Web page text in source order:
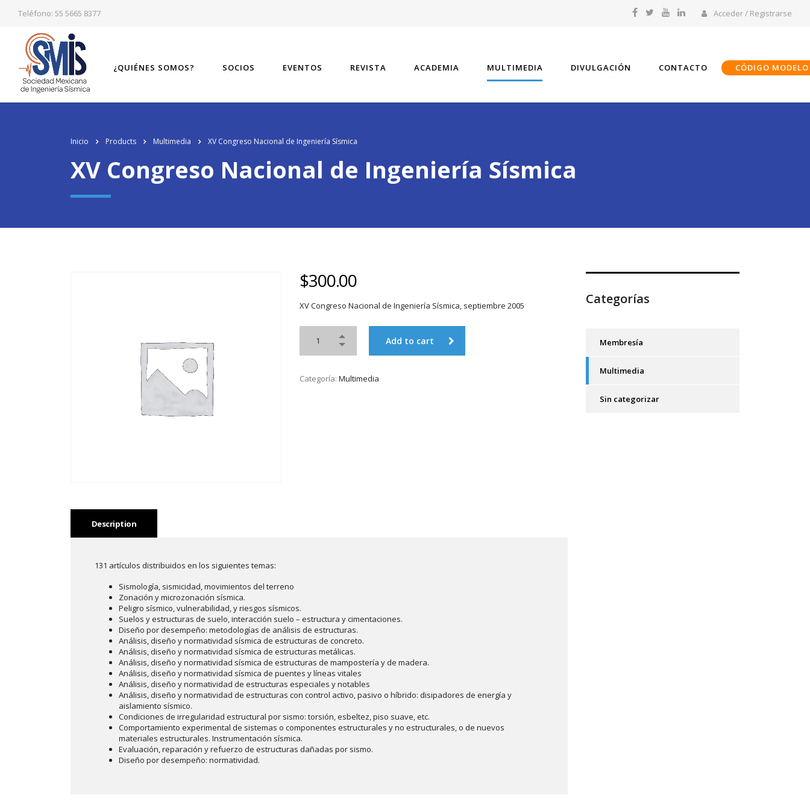
Teléfono: 55 5665 8377 Acceder / Registrarse
¿QUIÉNES SOMOS? SOCIOS EVENTOS REVISTA ACADEMIA MULTIMEDIA DIVULGACIÓN CONTACTO CÓDIGO MODELO
Inicio Products Multimedia XV Congreso Nacional de Ingeniería Sísmica
XV Congreso Nacional de Ingeniería Sísmica
$300.00
XV Congreso Nacional de Ingeniería Sísmica, septiembre 2005
Add to cart
Categoría: Multimedia
Description
131 artículos distribuidos en los siguientes temas:
Sismología, sismicidad, movimientos del terreno
Zonación y microzonación sísmica.
Peligro sísmico, vulnerabilidad, y riesgos sísmicos.
Suelos y estructuras de suelo, interacción suelo – estructura y cimentaciones.
Diseño por desempeño: metodologías de análisis de estructuras.
Análisis, diseño y normatividad sísmica de estructuras de concreto.
Análisis, diseño y normatividad sísmica de estructuras metálicas.
Análisis, diseño y normatividad sísmica de estructuras de mampostería y de madera.
Análisis, diseño y normatividad sísmica de puentes y líneas vitales
Análisis, diseño y normatividad de estructuras especiales y notables
Análisis, diseño y normatividad de estructuras con control activo, pasivo o híbrido: disipadores de energía y
aislamiento sísmico.
Condiciones de irregularidad estructural por sismo: torsión, esbeltez, piso suave, etc.
Comportamiento experimental de sistemas o componentes estructurales y no estructurales, o de nuevos
materiales estructurales. Instrumentación sísmica.
Evaluación, reparación y refuerzo de estructuras dañadas por sismo.
Diseño por desempeño: normatividad.
Categorías
Membresía
Multimedia
Sin categorizar